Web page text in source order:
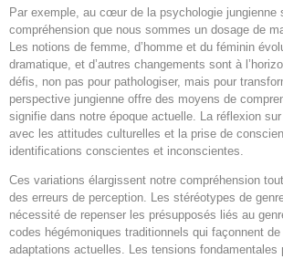
Par exemple, au cœur de la psychologie jungienne
compréhension que nous sommes un dosage de
Les notions de femme, d’homme et du féminin
dramatique, et d’autres changements sont à
défis, non pas pour pathologiser, mais pour
perspective jungienne offre des moyens de
signifie dans notre époque actuelle. La réflexion
avec les attitudes culturelles et la prise de
identifications conscientes et inconscientes.
Ces variations élargissent notre compréhension
des erreurs de perception. Les stéréotypes de
nécessité de repenser les présupposés liés au
codes hégémoniques traditionnels qui façonnent de
adaptations actuelles. Les tensions fondamentales